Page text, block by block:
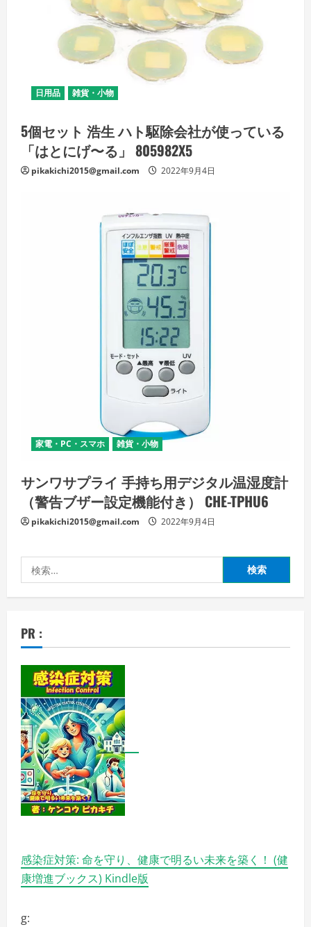
日用品 雑貨・小物
5個セット 浩生 ハト駆除会社が使っている
「はとにげ〜る」 805982X5
pikakichi2015@gmail.com 2022年9月4日
家電・PC・スマホ 雑貨・小物
サンワサプライ 手持ち用デジタル温湿度計
（警告ブザー設定機能付き） CHE-TPHU6
pikakichi2015@gmail.com 2022年9月4日
索:
PR :
感染症対策: 命を守り、健康で明るい未来を築く！ (健
康増進ブックス) Kindle版
g: